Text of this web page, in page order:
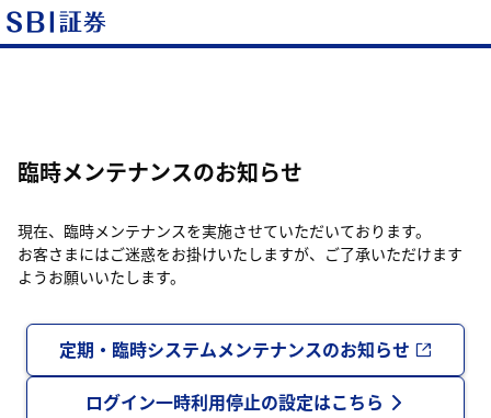
臨時メンテナンスのお知らせ
現在、臨時メンテナンスを実施させていただいております。
お客さまにはご迷惑をお掛けいたしますが、ご了承いただけます
ようお願いいたします。
定期・臨時システムメンテナンスのお知らせ
ログイン一時利用停止の設定はこちら